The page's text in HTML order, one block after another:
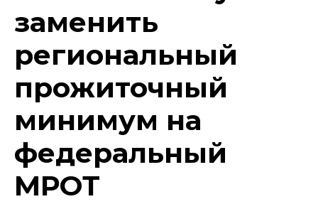
заменить
региональный
прожиточный
минимум на
федеральный
МРОТ